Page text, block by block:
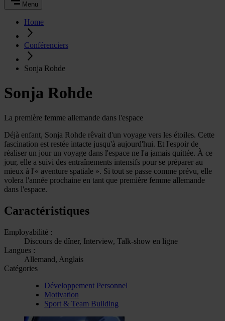
Menu
Home
Conférenciers
Sonja Rohde
Sonja Rohde
La première femme allemande dans l'espace
Déjà enfant, Sonja Rohde rêvait d'un voyage vers les étoiles. Cette
fascination est restée intacte jusqu'à aujourd'hui. Et l'espoir de
réaliser un jour un voyage dans l'espace ne l'a jamais quittée. À ce
jour, elle a suivi des entraînements intensifs pour se préparer au
mieux à l'« aventure spatiale ». Si tout se passe comme prévu, elle
volera l'année prochaine en tant que première femme allemande
dans l'espace.
Caractéristiques
Employabilité :
Discours de dîner, Interview, Talk-show en ligne
Langues :
Allemand, Anglais
Catégories
Développement Personnel
Motivation
Sport & Team Building